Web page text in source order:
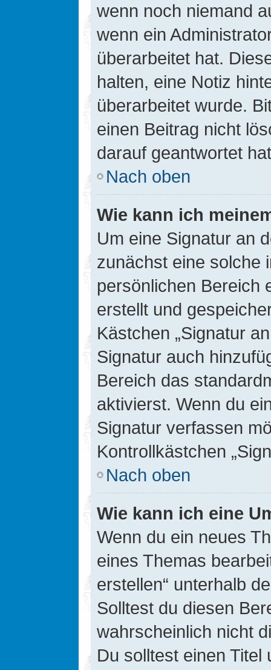
wenn noch niemand
wenn ein
überarbeitet hat.
halten, eine Notiz
überarbeitet wurde.
einen Beitrag nicht
darauf geantwortet
Nach oben
Wie kann ich
Um eine Signatur an
zunächst eine solche
persönlichen Bereich
erstellt und
Kästchen „Signatur
Signatur auch
Bereich das
aktivierst. Wenn du
Signatur verfassen
Kontrollkästchen
Nach oben
Wie kann ich eine
Wenn du ein neues
eines Themas
erstellen“ unterhalb
Solltest du diesen
wahrscheinlich nicht
Du solltest einen